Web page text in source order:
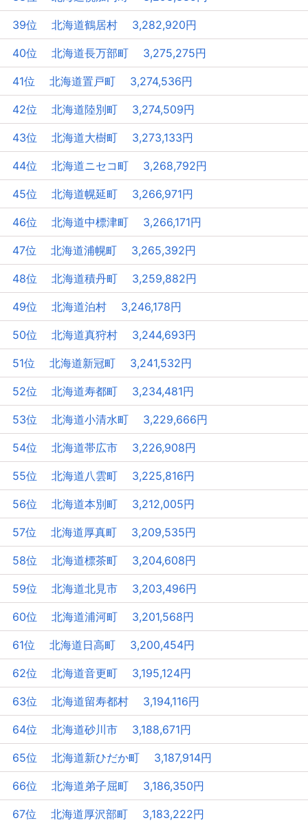
39位 北海道鶴居村 3,282,920円
40位 北海道長万部町 3,275,275円
41位 北海道置戸町 3,274,536円
42位 北海道陸別町 3,274,509円
43位 北海道大樹町 3,273,133円
44位 北海道ニセコ町 3,268,792円
45位 北海道幌延町 3,266,971円
46位 北海道中標津町 3,266,171円
47位 北海道浦幌町 3,265,392円
48位 北海道積丹町 3,259,882円
49位 北海道泊村 3,246,178円
50位 北海道真狩村 3,244,693円
51位 北海道新冠町 3,241,532円
52位 北海道寿都町 3,234,481円
53位 北海道小清水町 3,229,666円
54位 北海道帯広市 3,226,908円
55位 北海道八雲町 3,225,816円
56位 北海道本別町 3,212,005円
57位 北海道厚真町 3,209,535円
58位 北海道標茶町 3,204,608円
59位 北海道北見市 3,203,496円
60位 北海道浦河町 3,201,568円
61位 北海道日高町 3,200,454円
62位 北海道音更町 3,195,124円
63位 北海道留寿都村 3,194,116円
64位 北海道砂川市 3,188,671円
65位 北海道新ひだか町 3,187,914円
66位 北海道弟子屈町 3,186,350円
67位 北海道厚沢部町 3,183,222円